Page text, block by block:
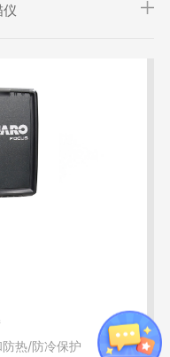
ATS 定位配准套件
热/防冷保护